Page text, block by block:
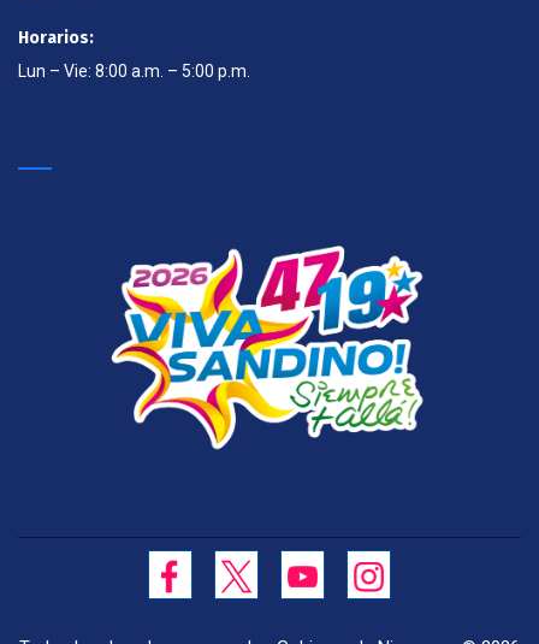
Horarios:
Lun – Vie: 8:00 a.m. – 5:00 p.m.